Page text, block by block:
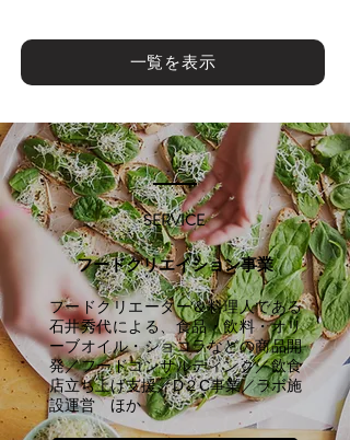
一覧を表示
SERVICE
フードクリエイション事業
フードクリエーター＆料理人である
石井秀代による、食品・飲料・オリ
ーブオイル・ショコラなどの商品開
発／フードコンサルティング／飲食
店立ち上げ支援／D２C事業／ラボ施
設運営 ほか